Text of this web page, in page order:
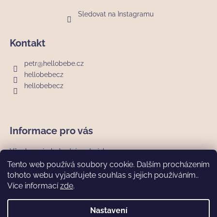
Tento web používá soubory cookie. Dalším procházením
tohoto webu vyjadřujete souhlas s jejich používáním..
Více informacízde.
Nastavení
Sledovat na Instagramu
Kontakt
petr@hellobebe.cz
hellobebecz
hellobebecz
Informace pro vás
Všeobecné obchodní podmínky
Podmínky ochrany osobních údajů
Vrácení zboží a reklamace
Doprava a platba